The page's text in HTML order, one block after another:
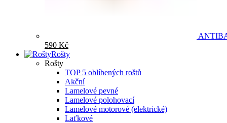
590 Kč
Rošty
Rošty
TOP 5 oblíbených roštů
Akční
Lamelové pevné
Lamelové polohovací
Lamelové motorové (elektrické)
Laťkové